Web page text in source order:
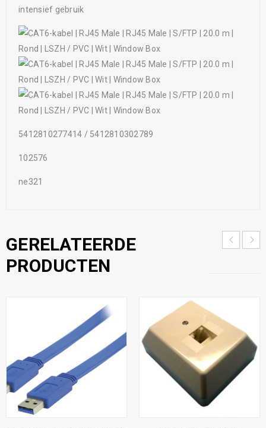
intensief gebruik
5412810277414 / 5412810302789
102576
ne321
GERELATEERDE
PRODUCTEN